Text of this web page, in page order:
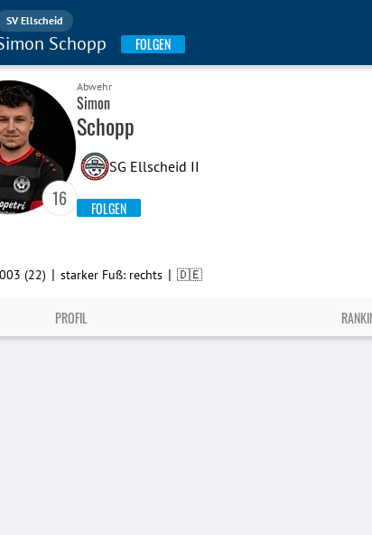
SV Ellscheid
Schopp FOLGEN
16
Abwehr
Simon
Schopp
SG Ellscheid II
FOLGEN
(22) | starker Fuß: rechts | 🇩🇪
PROFIL